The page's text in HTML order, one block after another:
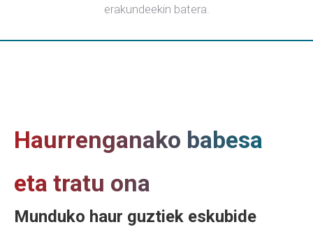
erakundeekin batera.
Haurrenganako babesa
eta tratu ona
Munduko haur guztiek eskubide